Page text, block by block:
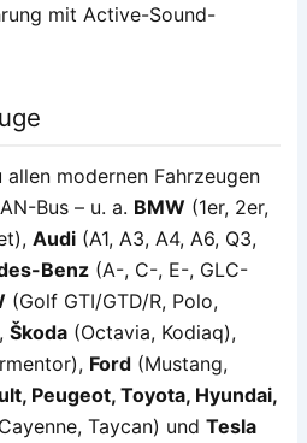
mit Active-Sound-
modernen Fahrzeugen
Bus – u. a. BMW (1er, 2er,
Audi (A1, A3, A4, A6, Q3,
Benz (A-, C-, E-, GLC-
(Golf GTI/GTD/R, Polo,
Škoda (Octavia, Kodiaq),
Ford (Mustang,
Peugeot, Toyota, Hyundai,
Taycan) undTesla